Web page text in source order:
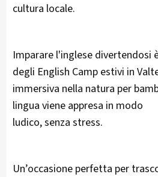
cultura locale.
Imparare l'inglese divertendosi
degli English Camp estivi in
immersiva nella natura per
lingua viene appresa in modo
ludico, senza stress.
Un’occasione perfetta per